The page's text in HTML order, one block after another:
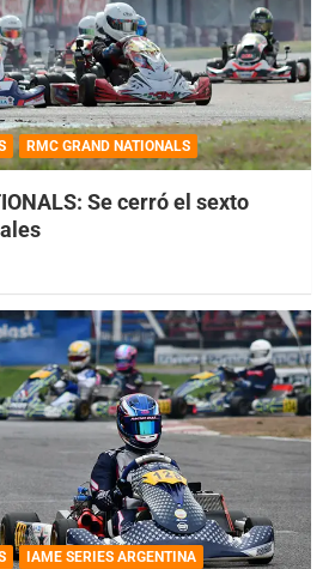
RMC GRAND NATIONALS
Se cerró el sexto
IAME SERIES ARGENTINA